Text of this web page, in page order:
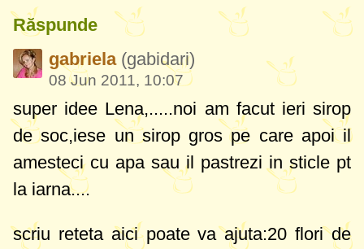
Răspunde
gabriela (gabidari)
08 Jun 2011, 10:07
super idee Lena,.....noi am facut ieri sirop
de soc,iese un sirop gros pe care apoi il
amesteci cu apa sau il pastrezi in sticle pt
la iarna....
scriu reteta aici poate va ajuta:20 flori de